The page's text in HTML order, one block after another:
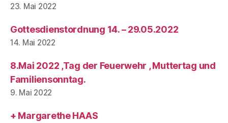
23. Mai 2022
Gottesdienstordnung 14. – 29.05.2022
14. Mai 2022
8.Mai 2022 ,Tag der Feuerwehr , Muttertag und
Familiensonntag.
9. Mai 2022
+ Margarethe HAAS